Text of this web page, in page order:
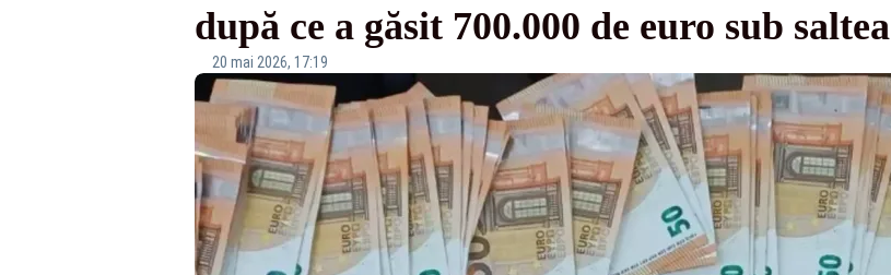
după ce a găsit 700.000 de euro sub saltea
20 mai 2026, 17:19